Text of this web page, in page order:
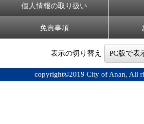
個人情報の取り扱い
免責事項
表示の切り替え PC版で表
copyright©2019 City of Anan, All